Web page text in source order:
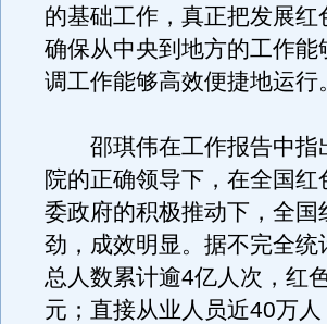
的基础工作，真正把发展
确保从中央到地方的工作
调工作能够高效便捷地运行。
邵琪伟在工作报告中指
院的正确领导下，在全国
委政府的积极推动下，全
劲，成效明显。据不完全
总人数累计逾4亿人次，红
元；直接从业人员近40万